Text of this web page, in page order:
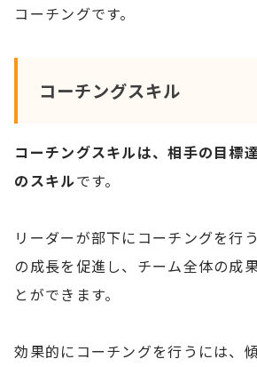
コーチングです。
コーチングスキル
コーチングスキルは、相手の目標
のスキルです。
リーダーが部下にコーチングを行
の成長を促進し、チーム全体の成
とができます。
効果的にコーチングを行うには、